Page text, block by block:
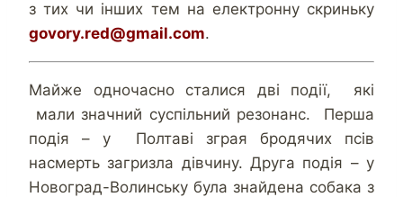
з тих чи інших тем на електронну скриньку
govory.red@gmail.com.
Майже одночасно сталися дві події, які
мали значний суспільний резонанс. Перша
подія – у Полтаві зграя бродячих псів
насмерть загризла дівчину. Друга подія – у
Новоград-Волинську була знайдена собака з